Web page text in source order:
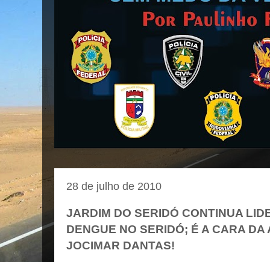
28 de julho de 2010
JARDIM DO SERIDÓ CONTINUA
DENGUE NO SERIDÓ; É A CARA
JOCIMAR DANTAS!